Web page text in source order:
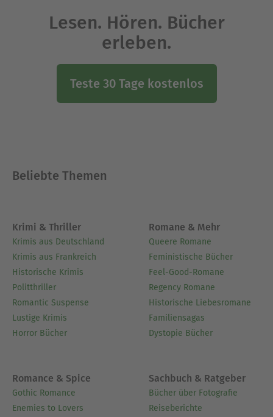
Lesen. Hören. Bücher
erleben.
Teste 30 Tage kostenlos
Beliebte Themen
Krimi & Thriller
Krimis aus Deutschland
Krimis aus Frankreich
Historische Krimis
Politthriller
Romantic Suspense
Lustige Krimis
Horror Bücher
Romane & Mehr
Queere Romane
Feministische Bücher
Feel-Good-Romane
Regency Romane
Historische Liebesromane
Familiensagas
Dystopie Bücher
Romance & Spice
Gothic Romance
Enemies to Lovers
Sachbuch & Ratgeber
Bücher über Fotografie
Reiseberichte